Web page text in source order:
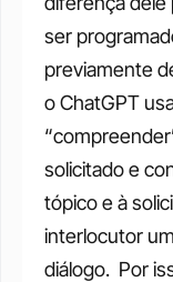
ser
previamente
o ChatGPT
solicitado e
tópico e à
interlocutor
diálogo. Por